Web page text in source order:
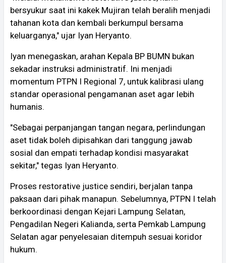
bersyukur saat ini kakek Mujiran telah beralih menjadi
tahanan kota dan kembali berkumpul bersama
keluarganya," ujar Iyan Heryanto.
Iyan menegaskan, arahan Kepala BP BUMN bukan
sekadar instruksi administratif. Ini menjadi
momentum PTPN I Regional 7, untuk kalibrasi ulang
standar operasional pengamanan aset agar lebih
humanis.
"Sebagai perpanjangan tangan negara, perlindungan
aset tidak boleh dipisahkan dari tanggung jawab
sosial dan empati terhadap kondisi masyarakat
sekitar," tegas Iyan Heryanto.
Proses restorative justice sendiri, berjalan tanpa
paksaan dari pihak manapun. Sebelumnya, PTPN I telah
berkoordinasi dengan Kejari Lampung Selatan,
Pengadilan Negeri Kalianda, serta Pemkab Lampung
Selatan agar penyelesaian ditempuh sesuai koridor
hukum.